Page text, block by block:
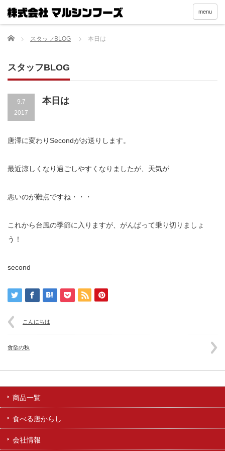
menu
Home スタッフBLOG 本日は
スタッフBLOG
9.7
2017
本日は
唐澤に変わりSecondがお送りします。
最近涼しくなり過ごしやすくなりましたが、天気が
悪いのが難点ですね・・・
これから台風の季節に入りますが、がんばって乗り切りましょ
う！
second
こんにちは
食欲の秋
商品一覧
食べる唐からし
会社情報